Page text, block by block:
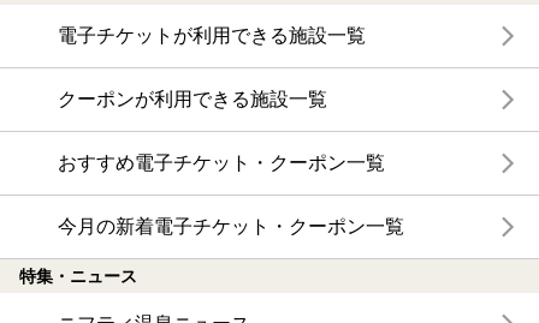
電子チケットが利用できる施設一覧
クーポンが利用できる施設一覧
おすすめ電子チケット・クーポン一覧
今月の新着電子チケット・クーポン一覧
特集・ニュース